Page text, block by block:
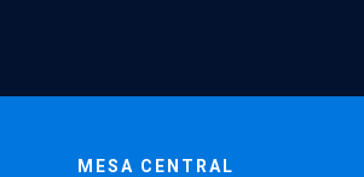
MESA CENTRAL